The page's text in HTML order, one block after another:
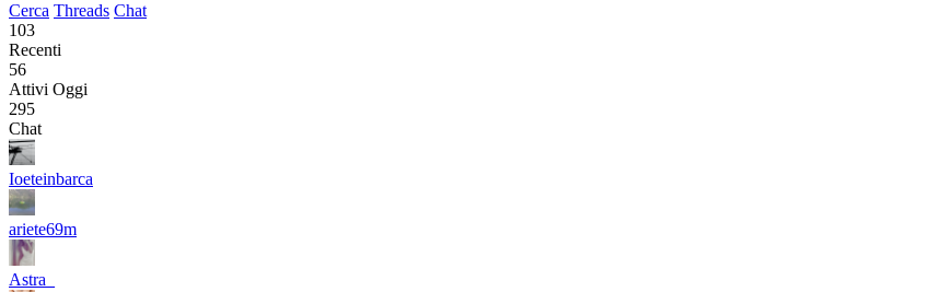
Cerca Threads Chat
103
Recenti
56
Attivi Oggi
295
Chat
Ioeteinbarca
ariete69m
Astra_